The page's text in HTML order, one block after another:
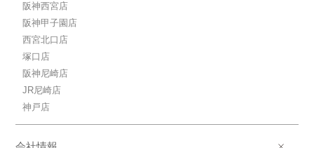
阪神西宮店
阪神甲子園店
西宮北口店
塚口店
阪神尼崎店
JR尼崎店
神戸店